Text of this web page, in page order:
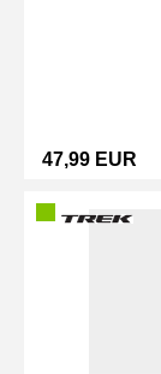
47,99 EUR